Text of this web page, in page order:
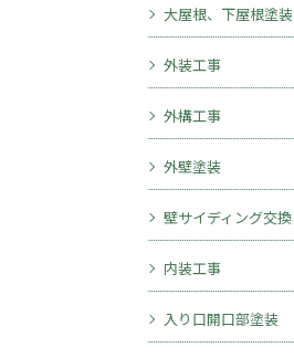
大屋根、下屋根塗装
外装工事
外構工事
外壁塗装
壁サイディング交換
内装工事
入り口開口部塗装